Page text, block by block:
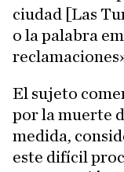
ciudad [Las
o la palabra
El sujeto
por la muerte
medida,
este difícil